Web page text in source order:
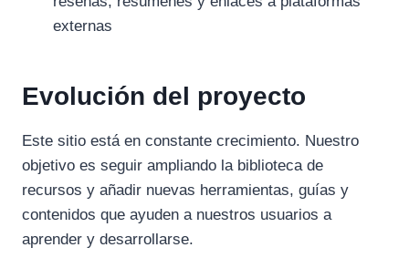
externas
Evolución del proyecto
Este sitio está en constante crecimiento. Nuestro
objetivo es seguir ampliando la biblioteca de
recursos y añadir nuevas herramientas, guías y
contenidos que ayuden a nuestros usuarios a
aprender y desarrollarse.